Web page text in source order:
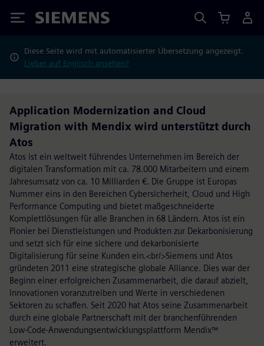
Siemens
Diese Seite wird mit automatisierter Übersetzung angezeigt.
Lieber auf Englisch ansehen?
Application Modernization and Cloud
Migration with Mendix wird unterstützt durch
Atos
Atos ist ein weltweit führendes Unternehmen im Bereich der
digitalen Transformation mit ca. 78.000 Mitarbeitern und einem
Jahresumsatz von ca. 10 Milliarden €. Die Gruppe ist Europas
Nummer eins in den Bereichen Cybersicherheit, Cloud und High
Performance Computing und bietet maßgeschneiderte
Komplettlösungen für alle Branchen in 68 Ländern. Atos ist ein
Pionier bei Dienstleistungen und Produkten zur Dekarbonisierung
und setzt sich für eine sichere und dekarbonisierte
Digitalisierung für seine Kunden ein.<br/>Siemens und Atos
gründeten 2011 eine strategische globale Alliance. Dies war der
Beginn einer erfolgreichen Zusammenarbeit, die darauf abzielt,
Innovationen voranzutreiben und Werte in verschiedenen
Sektoren zu schaffen. Seit 2020 hat Atos seine Zusammenarbeit
durch eine globale Partnerschaft mit der branchenführenden
Low-Code-Anwendungsentwicklungsplattform Mendix™
erweitert.